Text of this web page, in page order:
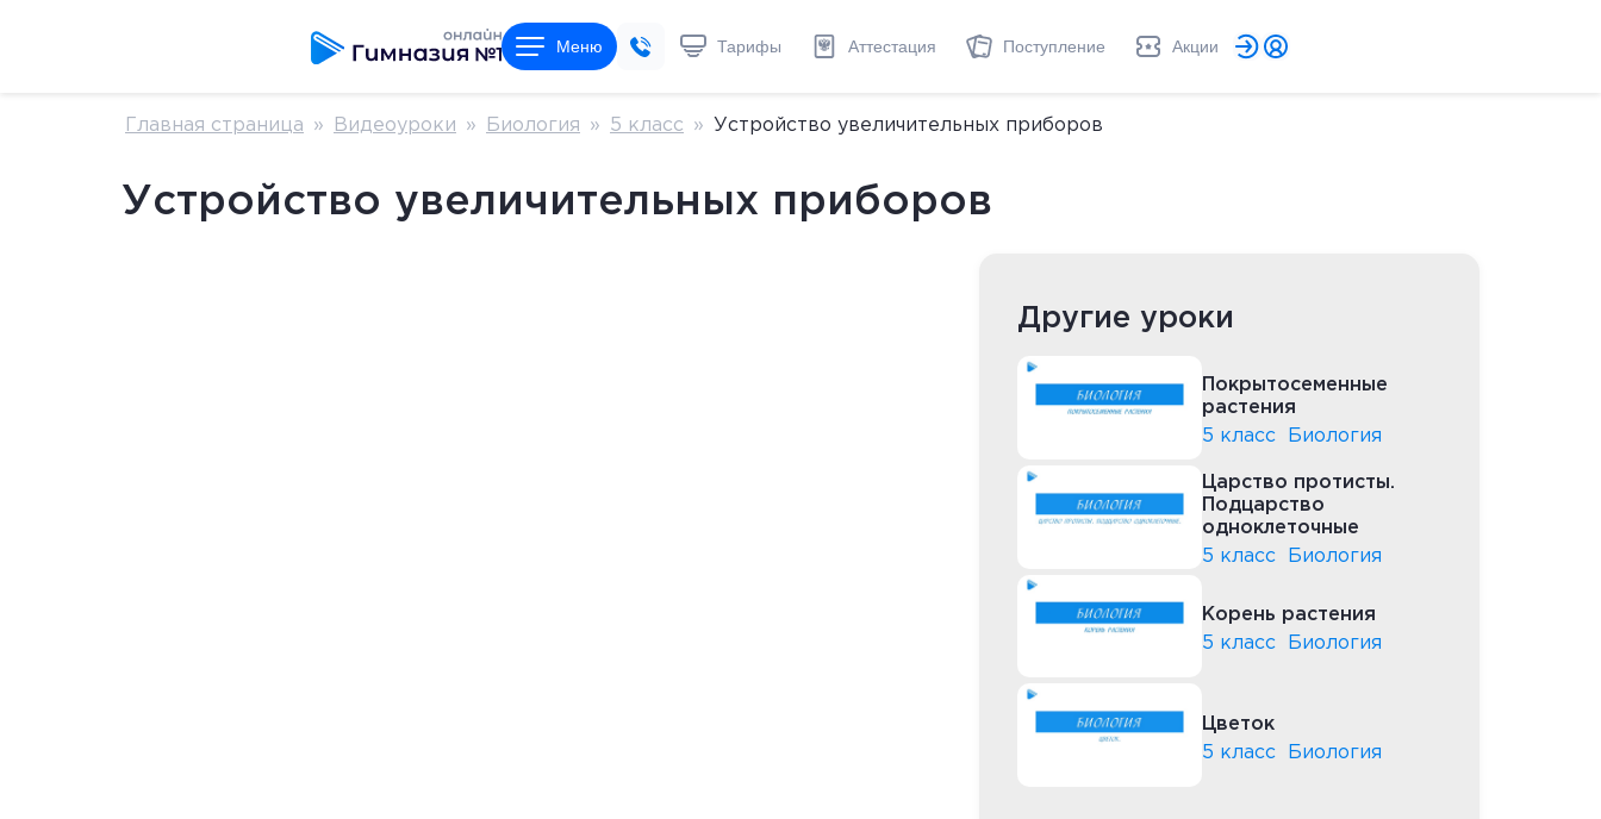
Меню Тарифы Аттестация Поступление Акции
Главная страница » Видеоуроки » Биология » 5 класс » Устройство увеличительных приборов
Устройство увеличительных приборов
Другие уроки
Покрытосеменные
растения
5 класс
Биология
Царство протисты.
Подцарство
одноклеточные
5 класс
Биология
Корень растения
5 класс
Биология
Цветок
5 класс
Биология